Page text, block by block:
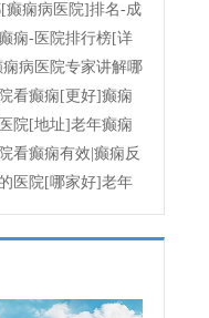
[癫痫病医院]排名-成
好的医院?
痫-医院排行榜[详
可以治疗吗?
病医院专家讲解哪
痫有效?
看癫痫[更好]癫痫
?院[地址]老年癫痫
看癫痫有效|癫痫反
啥?医院[哪家好]老年
什么?